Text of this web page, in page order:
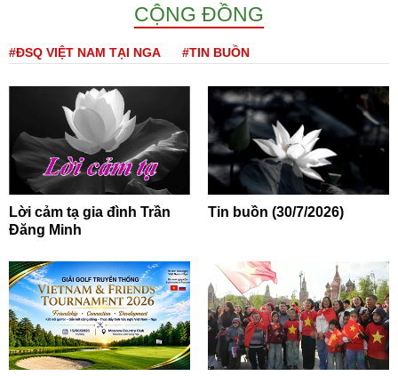
CỘNG ĐỒNG
#ĐSQ VIỆT NAM TẠI NGA #TIN BUỒN
Lời cảm tạ gia đình Trần
Đăng Minh
Tin buồn (30/7/2026)